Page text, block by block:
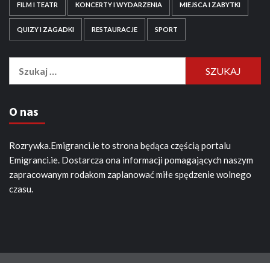
FILM I TEATR KONCERTY I WYDARZENIA MIEJSCA I ZABYTKI
QUIZY I ZAGADKI RESTAURACJE SPORT
O nas
Rozrywka.Emigranci.ie to strona będąca częścią portalu
Emigranci.ie. Dostarcza ona informacji pomagających naszym
zapracowanym rodakom zaplanować miłe spędzenie wolnego
czasu.